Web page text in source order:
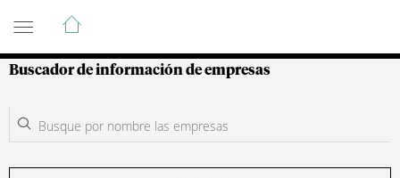
Guía de Empresas Colombianas
Buscador de información de empresas